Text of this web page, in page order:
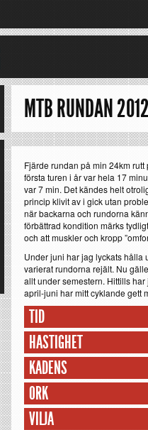
MTB RUNDAN
Fjärde rundan på min 24km
första turen i år var hela 17
var 7 min. Det kändes helt
princip klivit av i gick utan
när backarna och rundorna
förbättrad kondition märks
och att muskler och kropp
Under juni har jag lyckats hålla
varierat rundorna rejält. Nu
allt under semestern. Hittills
april-juni har mitt cyklande gett
TID
HASTIGHET
KADENS
ORK
VILJA